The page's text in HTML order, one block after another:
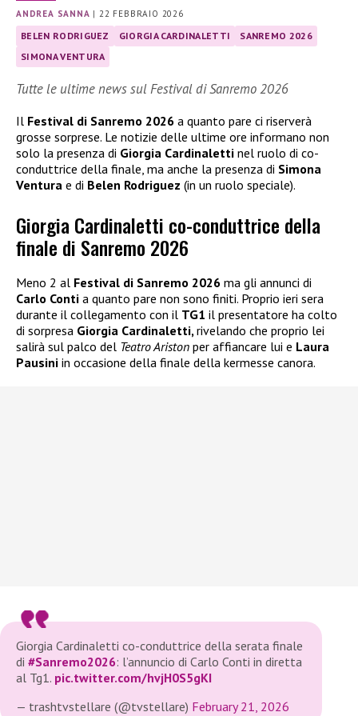
ANDREA SANNA |22 FEBBRAIO 2026
BELEN RODRIGUEZ GIORGIA CARDINALETTI
SANREMO 2026
SIMONA VENTURA
Tutte le ultime news sul Festival di Sanremo 2026
Il Festival di Sanremo 2026 a quanto pare ci riserverà
grosse sorprese. Le notizie delle ultime ore informano non
solo la presenza di Giorgia Cardinaletti nel ruolo di co-
conduttrice della finale, ma anche la presenza di Simona
Ventura e di Belen Rodriguez (in un ruolo speciale).
Giorgia Cardinaletti co-conduttrice della
finale di Sanremo 2026
Meno 2 al Festival di Sanremo 2026 ma gli annunci di
Carlo Conti a quanto pare non sono finiti. Proprio ieri sera
durante il collegamento con il TG1 il presentatore ha colto
di sorpresa Giorgia Cardinaletti,rivelando che proprio lei
salirà sul palco del Teatro Ariston per affiancare lui e Laura
Pausini in occasione della finale della kermesse canora.
Giorgia Cardinaletti co-conduttrice della serata finale
di #Sanremo2026: l’annuncio di Carlo Conti in diretta
al Tg1. pic.twitter.com/hvjH0S5gKI
— trashtvstellare (@tvstellare) February 21, 2026